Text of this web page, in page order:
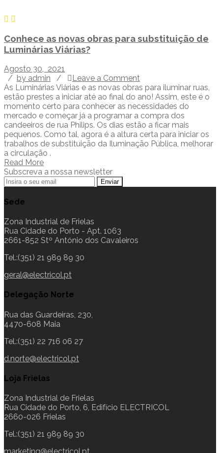
Conhece as novas obras para substituição de
Luminárias Viárias?
Agosto 30, 2021
/ by admin /
Leave a Comment
As Luminárias Viárias e as novas obras para iluminar ruas,
estão prestes a iniciar até ao final do ano! Assim, este é o
momento certo para conhecer as necessidades do
mercado e começar já a programar a compra dos
candeeiros de rua Philips. Os dias estão a ficar mais
pequenos. Como tal, agora é a altura certa para iniciar os
trabalhos de substituição da Iluminação Pública, melhorar
a circulação .
Read More
Subscreva a nossa newsletter
Sede
Zona Industrial de Frielas
Rua Cidade do Porto - Apt. 1063
2661-852 Stº António dos Cavaleiros
Tel.:(351) 21 989 89 30
geral@electricol.pt
Delegação Norte
Rua das Guardeiras, 230,
4470-608 Maia
Tel.:(351) 22 716 06 27
d.norte@electricol.pt
Loja Frielas
Zona Industrial de Frielas
Rua Cidade do Porto, 6, Edifício ELECTRICOL
2660-026 Frielas
Tel.:(351) 21 989 89 30